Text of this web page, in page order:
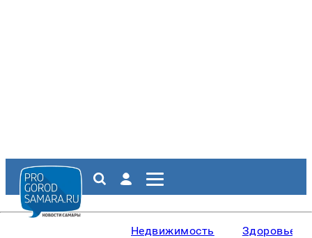
Недвижимость Здоровье